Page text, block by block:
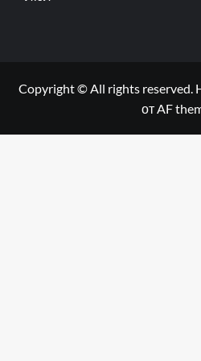
Copyright © All rights reserved.
от AF